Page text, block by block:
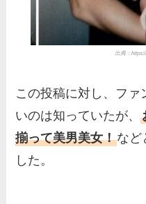
出典：
この投稿に対し、フ
いのは知っていたが、
揃って美男美女！など
した。